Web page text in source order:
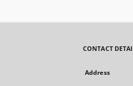
CONTACT
Address